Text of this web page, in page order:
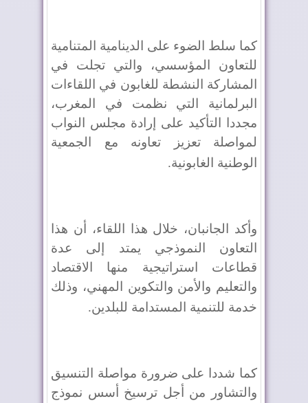
كما سلط الضوء على الدينامية المتنامية
للتعاون المؤسسي، والتي تجلت في
المشاركة النشطة للغابون في اللقاءات
البرلمانية التي نظمت في المغرب،
مجددا التأكيد على إرادة مجلس النواب
لمواصلة تعزيز تعاونه مع الجمعية
الوطنية الغابونية.
وأكد الجانبان، خلال هذا اللقاء، أن هذا
التعاون النموذجي يمتد إلى عدة
قطاعات استراتيجية منها الاقتصاد
والتعليم والأمن والتكوين المهني، وذلك
خدمة للتنمية المستدامة للبلدين.
كما شددا على ضرورة مواصلة التنسيق
والتشاور من أجل ترسيخ أسس نموذج